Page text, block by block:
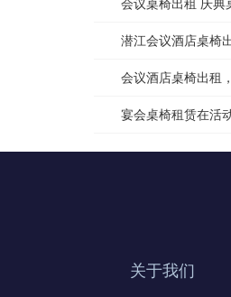
潜江会议酒店桌椅
会议酒店桌椅出租
宴会桌椅租赁在活
关于我们